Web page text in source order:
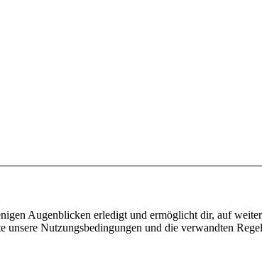
Augenblicken erledigt und ermöglicht dir, auf
Nutzungsbedingungen und die verwandten